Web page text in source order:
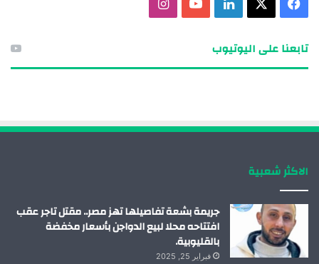
م
تابعنا على اليوتيوب
الاكثر شعبية
جريمة بشعة تفاصيلها تهز مصر.. مقتل تاجر عقب
افتتاحه محلا لبيع الدواجن بأسعار مخفضة
بالقليوبية.
فبراير 25, 2025